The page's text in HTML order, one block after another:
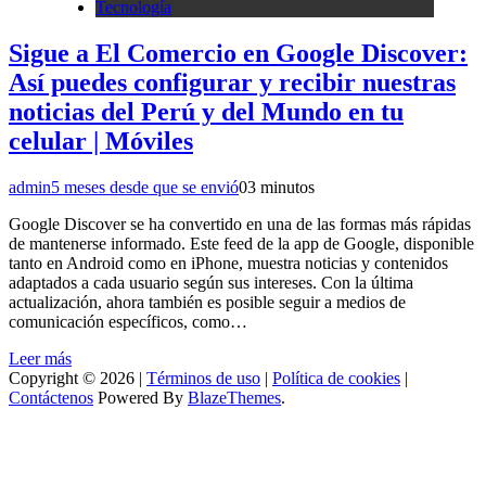
Tecnología
Sigue a El Comercio en Google Discover:
Así puedes configurar y recibir nuestras
noticias del Perú y del Mundo en tu
celular | Móviles
admin5 meses desde que se envió03 minutos
Google Discover se ha convertido en una de las formas más rápidas
de mantenerse informado. Este feed de la app de Google, disponible
tanto en Android como en iPhone, muestra noticias y contenidos
adaptados a cada usuario según sus intereses. Con la última
actualización, ahora también es posible seguir a medios de
comunicación específicos, como…
Leer más
Copyright © 2026 | Términos de uso | Política de cookies |
Contáctenos Powered By BlazeThemes.